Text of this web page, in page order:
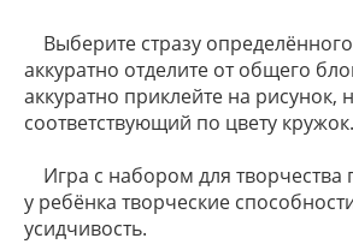
Выберите стразу
аккуратно отделите от общего
аккуратно приклейте на рисунок,
соответствующий по цвету кружок.
Игра с набором для творчества
у ребёнка творческие
усидчивость.